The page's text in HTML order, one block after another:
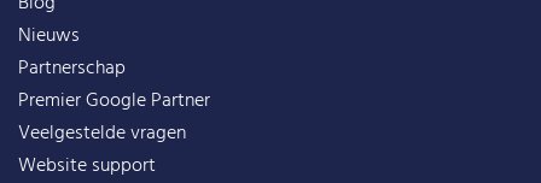
Nieuws
Partnerschap
Premier Google Partner
Veelgestelde vragen
Website support